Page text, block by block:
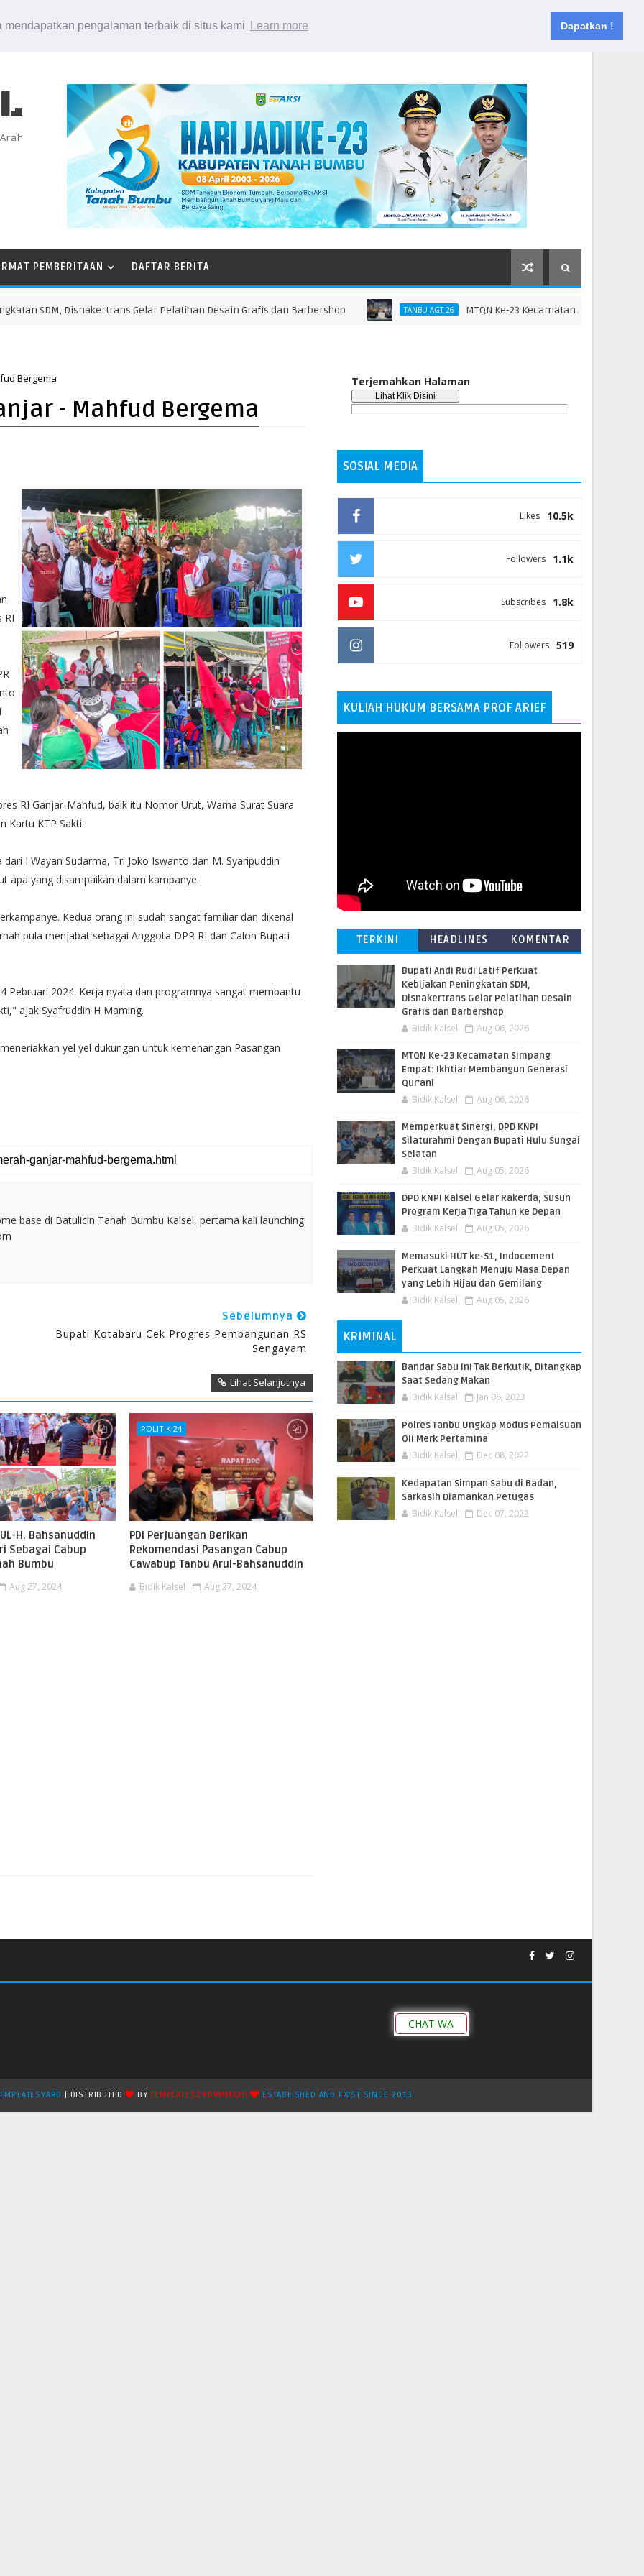
pengalaman terbaik di situs kami Learn more Dapatkan !
Kontak
PEMBERITAAN DAFTAR BERITA
Disnakertrans Gelar Pelatihan Desain Grafis dan Barbershop TANBU AGT 26 MTQN Ke-23 Kecamatan Simpang Empat:
Bergema
- Mahfud Bergema
RI
RI Ganjar-Mahfud, baik itu Nomor Urut, Warna Surat Suara
Kartu KTP Sakti.
I Wayan Sudarma, Tri Joko Iswanto dan M. Syaripuddin
apa yang disampaikan dalam kampanye.
Kedua orang ini sudah sangat familiar dan dikenal
pula menjabat sebagai Anggota DPR RI dan Calon Bupati
Pebruari 2024. Kerja nyata dan programnya sangat membantu
ajak Syafruddin H Maming.
yel yel dukungan untuk kemenangan Pasangan
base di Batulicin Tanah Bumbu Kalsel, pertama kali launching
Sebelumnya
Bupati Kotabaru Cek Progres Pembangunan RS
Sengayam
Lihat Selanjutnya
H. Bahsanuddin
Sebagai Cabup
Bumbu
Aug 27, 2024
POLITIK 24
PDI Perjuangan Berikan
Rekomendasi Pasangan Cabup
Cawabup Tanbu Arul-Bahsanuddin
Bidik Kalsel Aug 27, 2024
Terjemahkan Halaman:
SOSIAL MEDIA
10.5k
Likes
1.1k
Followers
1.8k
Subscribes
519
Followers
KULIAH HUKUM BERSAMA PROF ARIEF
TERKINI HEADLINES KOMENTAR
Bupati Andi Rudi Latif Perkuat
Kebijakan Peningkatan SDM,
Disnakertrans Gelar Pelatihan Desain
Grafis dan Barbershop
Bidik Kalsel Aug 06, 2026
MTQN Ke-23 Kecamatan Simpang
Empat: Ikhtiar Membangun Generasi
Qur’ani
Bidik Kalsel Aug 06, 2026
Memperkuat Sinergi, DPD KNPI
Silaturahmi Dengan Bupati Hulu Sungai
Selatan
Bidik Kalsel Aug 05, 2026
DPD KNPI Kalsel Gelar Rakerda, Susun
Program Kerja Tiga Tahun ke Depan
Bidik Kalsel Aug 05, 2026
Memasuki HUT ke-51, Indocement
Perkuat Langkah Menuju Masa Depan
yang Lebih Hijau dan Gemilang
Bidik Kalsel Aug 05, 2026
KRIMINAL
Bandar Sabu Ini Tak Berkutik, Ditangkap
Saat Sedang Makan
Bidik Kalsel Jan 06, 2023
Polres Tanbu Ungkap Modus Pemalsuan
Oli Merk Pertamina
Bidik Kalsel Dec 08, 2022
Kedapatan Simpan Sabu di Badan,
Sarkasih Diamankan Petugas
Bidik Kalsel Dec 07, 2022
CHAT WA
| DISTRIBUTED BYTEMPLATES2909MMXXII ESTABLISHED AND EXIST SINCE 2013